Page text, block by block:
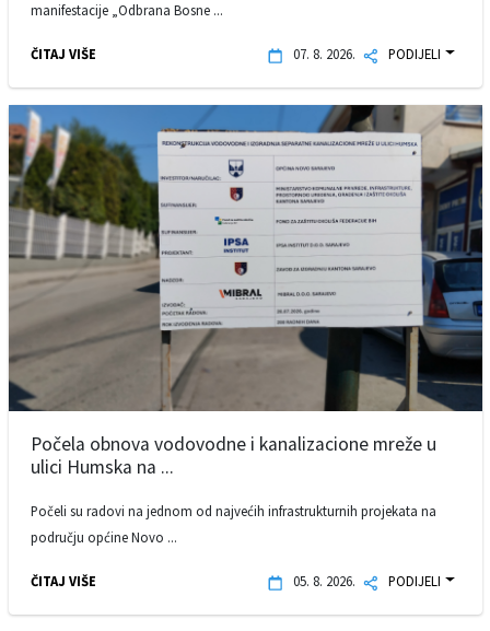
manifestacije „Odbrana Bosne ...
ČITAJ VIŠE 07. 8. 2026. PODIJELI
Počela obnova vodovodne i kanalizacione mreže u
ulici Humska na ...
Počeli su radovi na jednom od najvećih infrastrukturnih projekata na
području općine Novo ...
ČITAJ VIŠE 05. 8. 2026. PODIJELI